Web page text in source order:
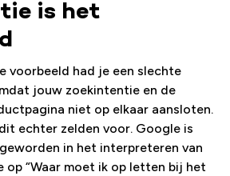
is het
voorbeeld had je een slechte
jouw zoekintentie en de
niet op elkaar aansloten.
echter zelden voor. Google is
in het interpreteren van
op “Waar moet ik op letten bij het